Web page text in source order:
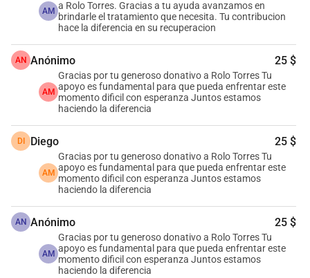
familiares y en tus redes sociales. Cuantas más personas
sepan de la situación de Rolo, mayor será el impacto de
nuestra ayuda.
• Eventos de Recaudación:
especiales de recaudación que organizaremos
próximamente. Mantente al tanto de nuestras redes
sociales para más información.
Unidos por Rolo
Rolo ha dado tanto por el deporte y por nuestro país; ahora
es el momento de devolverle un poco de lo que él nos ha
brindado. Juntos, podemos hacer la diferencia en su vida.
Gracias por tu Apoyo
En nombre de la Asociación Colombiana de Artes
Marciales y de Rolo Torres, te agradecemos
profundamente por tu solidaridad y apoyo en este
AM a Rolo Torres. Gracias a tu ayuda avanzamos en
brindarle el tratamiento que necesita. Tu contribucion
hace la diferencia en su recuperacion
AN Anónimo 25 $
AM
Gracias por tu generoso donativo a Rolo Torres Tu
apoyo es fundamental para que pueda enfrentar este
momento dificil con esperanza Juntos estamos
haciendo la diferencia
DI Diego 25 $
AM
Gracias por tu generoso donativo a Rolo Torres Tu
apoyo es fundamental para que pueda enfrentar este
momento dificil con esperanza Juntos estamos
haciendo la diferencia
AN Anónimo 25 $
AM
Gracias por tu generoso donativo a Rolo Torres Tu
apoyo es fundamental para que pueda enfrentar este
momento dificil con esperanza Juntos estamos
haciendo la diferencia